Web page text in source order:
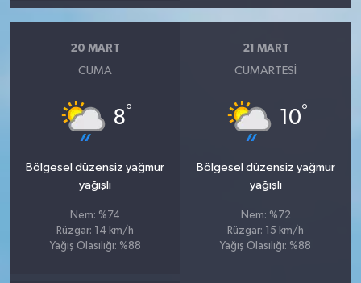
20 MART
CUMA
8°
Bölgesel düzensiz yağmur
yağışlı
Nem: %74
Rüzgar: 14 km/h
Yağış Olasılığı: %88
21 MART
CUMARTESI
10°
Bölgesel düzensiz yağmur
yağışlı
Nem: %72
Rüzgar: 15 km/h
Yağış Olasılığı: %88